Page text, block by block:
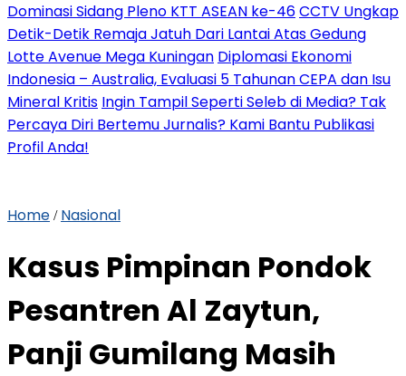
Dominasi Sidang Pleno KTT ASEAN ke-46CCTV Ungkap
Detik-Detik Remaja Jatuh Dari Lantai Atas Gedung
Lotte Avenue Mega Kuningan Diplomasi Ekonomi
Indonesia – Australia, Evaluasi 5 Tahunan CEPA dan Isu
Mineral Kritis Ingin Tampil Seperti Seleb di Media? Tak
Percaya Diri Bertemu Jurnalis? Kami Bantu Publikasi
Profil Anda!
Home / Nasional
Kasus Pimpinan Pondok
Pesantren Al Zaytun,
Panji Gumilang Masih